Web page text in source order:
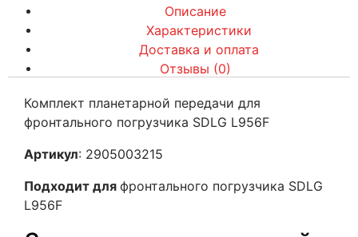
Описание
Характеристики
Доставка и оплата
Отзывы (0)
Комплект планетарной передачи для
фронтального погрузчика SDLG L956F
Артикул: 2905003215
Подходит для фронтального погрузчика SDLG
L956F